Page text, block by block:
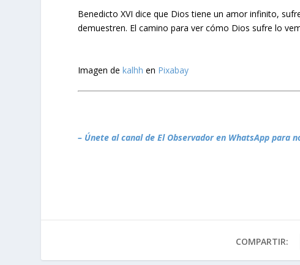
Benedicto XVI dice que Dios tiene un amor infinito,
demuestren. El camino para ver cómo Dios sufre lo
Imagen dekalhh en Pixabay
– Únete al canal de El Observador en WhatsApp para
COMPARTIR: